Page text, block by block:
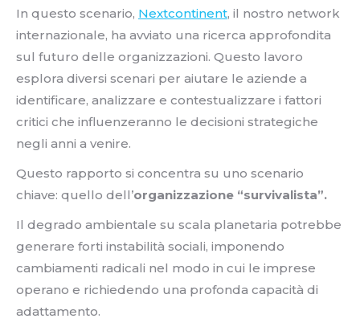
In questo scenario, Nextcontinent, il nostro network
internazionale, ha avviato una ricerca approfondita
sul futuro delle organizzazioni. Questo lavoro
esplora diversi scenari per aiutare le aziende a
identificare, analizzare e contestualizzare i fattori
critici che influenzeranno le decisioni strategiche
negli anni a venire.
Questo rapporto si concentra su uno scenario
chiave: quello dell’organizzazione “survivalista”.
Il degrado ambientale su scala planetaria potrebbe
generare forti instabilità sociali, imponendo
cambiamenti radicali nel modo in cui le imprese
operano e richiedendo una profonda capacità di
adattamento.